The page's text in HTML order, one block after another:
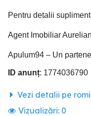
Pentru detalii
Agent Imobiliar
Apulum94 – Un
ID anunț: 1774036790
Vezi detalii pe
Vizualizări: 0